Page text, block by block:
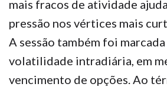
mais fracos de atividade
pressão nos vértices mais
A sessão também foi
volatilidade intradiária, em
vencimento de opções. Ao